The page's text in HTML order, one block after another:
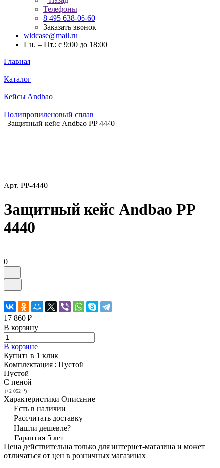
Телефоны
8 495 638-06-60
Заказать звонок
wldcase@mail.ru
Пн. – Пт.: с 9:00 до 18:00
Главная
Каталог
Кейсы Andbao
Полипропиленовый сплав
Защитный кейс Andbao PP 4440
Арт. PP-4440
Защитный кейс Andbao PP
4440
0
17 860 ₽
В корзину
В корзине
Купить в 1 клик
Комплектация : Пустой
Пустой
С пеной
(+2 052 ₽)
Характеристики Описание
Есть в наличии
Рассчитать доставку
Нашли дешевле?
Гарантия 5 лет
Цена действительна только для интернет-магазина и может
отличаться от цен в розничных магазинах